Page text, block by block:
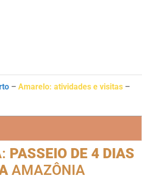
– Amarelo: atividades e visitas –
PASSEIO DE 4 DIAS
AMAZÔNIA